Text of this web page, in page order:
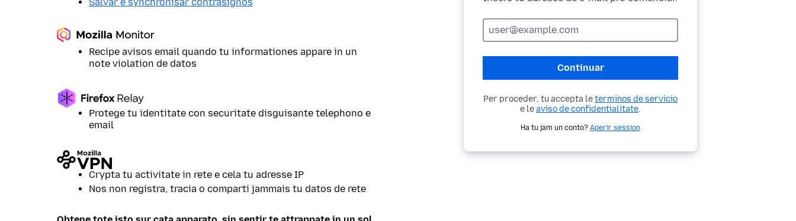
Adresse
de
e-
Continuar
Per proceder, tu accepta leterminos de servicio
e leaviso de confidentialitate.
Ha tu jam un conto? Aperir session
Recipe avisos email quando tu informationes appare in un
note violation de datos
Protege tu identitate con securitate disguisante telephono e
email
Crypta tu activitate in rete e cela tu adresse IP
Nos non registra, tracia o comparti jammais tu datos de rete